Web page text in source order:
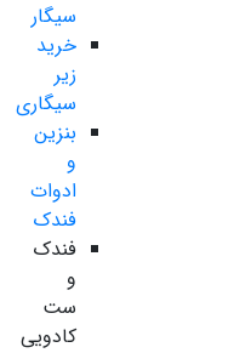
سیگار
خرید
زیر
سیگاری
بنزین
و
ادوات
فندک
فندک
و
ست
کادویی